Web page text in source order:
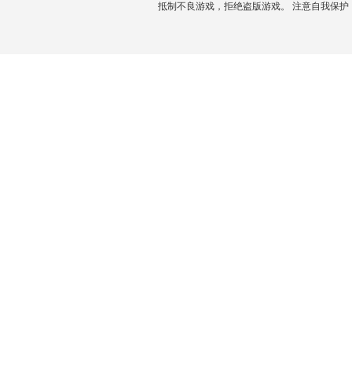
抵制不良游戏，拒绝盗版游戏。 注意自我保